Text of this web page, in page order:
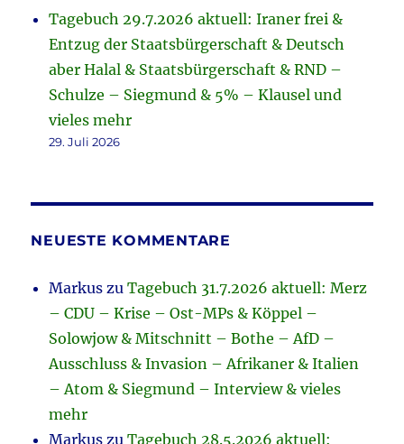
Tagebuch 29.7.2026 aktuell: Iraner frei &
Entzug der Staatsbürgerschaft & Deutsch
aber Halal & Staatsbürgerschaft & RND –
Schulze – Siegmund & 5% – Klausel und
vieles mehr
29. Juli 2026
NEUESTE KOMMENTARE
Markus zuTagebuch 31.7.2026 aktuell: Merz
– CDU – Krise – Ost-MPs & Köppel –
Solowjow & Mitschnitt – Bothe – AfD –
Ausschluss & Invasion – Afrikaner & Italien
– Atom & Siegmund – Interview & vieles
mehr
Markus zuTagebuch 28.5.2026 aktuell: